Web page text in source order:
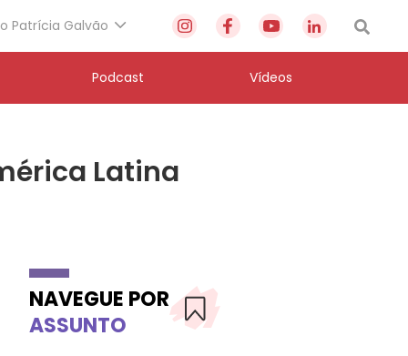
Patrícia Galvão
Podcast Vídeos
Latina
NAVEGUE POR
ASSUNTO